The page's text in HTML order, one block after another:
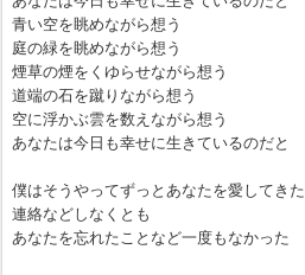
青い空を眺めながら想う
庭の緑を眺めながら想う
煙草の煙をくゆらせながら想う
道端の石を蹴りながら想う
空に浮かぶ雲を数えながら想う
あなたは今日も幸せに生きているのだと
僕はそうやってずっとあなたを愛してきた
連絡などしなくとも
あなたを忘れたことなど一度もなかった